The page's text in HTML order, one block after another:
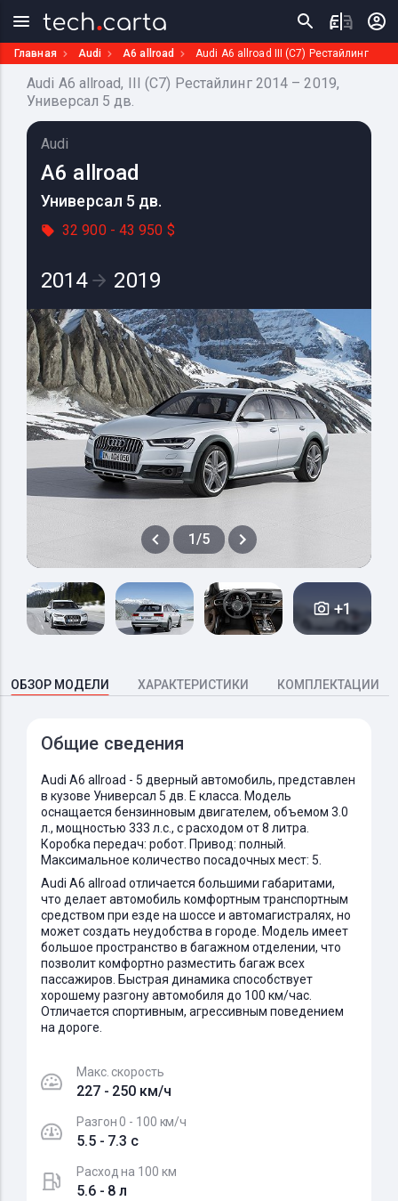
Главная Audi A6 allroad Audi A6 allroad III (C7) Рестайлинг
Audi A6 allroad, III (C7) Рестайлинг 2014 – 2019,
Универсал 5 дв.
Audi
A6 allroad
Универсал 5 дв.
32 900 - 43 950 $
2014 2019
1/5
+1
ОБЗОР МОДЕЛИ ХАРАКТЕРИСТИКИ КОМПЛЕКТАЦИИ
Общие сведения
Audi A6 allroad - 5 дверный автомобиль, представлен
в кузове Универсал 5 дв. E класса. Модель
оснащается бензинновым двигателем, объемом 3.0
л., мощностью 333 л.с., с расходом от 8 литра.
Коробка передач: робот. Привод: полный.
Максимальное количество посадочных мест: 5.
Audi A6 allroad отличается большими габаритами,
что делает автомобиль комфортным транспортным
средством при езде на шоссе и автомагистралях, но
может создать неудобства в городе. Модель имеет
большое пространство в багажном отделении, что
позволит комфортно разместить багаж всех
пассажиров. Быстрая динамика способствует
хорошему разгону автомобиля до 100 км/час.
Отличается спортивным, агрессивным поведением
на дороге.
Макс. скорость
227 - 250 км/ч
Разгон 0 - 100 км/ч
5.5 - 7.3 c
Расход на 100 км
5.6 - 8 л